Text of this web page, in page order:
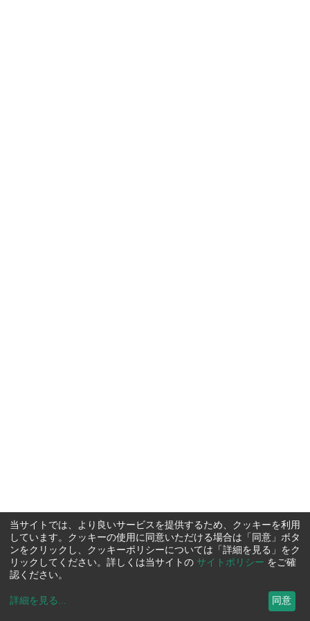
当サイトでは、より良いサービスを提供するため、クッキーを利用
しています。クッキーの使用に同意いただける場合は「同意」ボタ
ンをクリックし、クッキーポリシーについては「詳細を見る」をク
リックしてください。詳しくは当サイトの サイトポリシー をご確
認ください。
詳細を見る ... 同意